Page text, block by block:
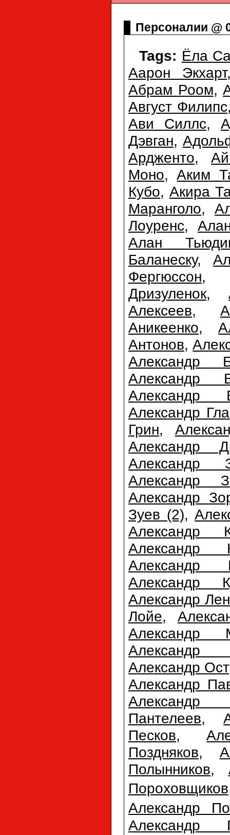
Персоналии @
Tags: Ёла
Аарон Экхарт
Абрам Роом,
Август Филипс
Ави Силлс,
Дэвган,
Ардженто,
Моно,Аким
Кубо, Акира
Маранголо,
Лоуренс,
Алан
Баланеску,
Фергюссон
Дризуленок,
Алексеев,
Аникеенко,
Антонов,
Александр
Александр
Александр
Александр
Грин,
Александр
Александр
Александр
Александр
Зуев (2),
Александр
Александр
Александр
Александр
Александр
Лойе,
Александр
Александр
Александр
Александр
Александр
Пантелеев,
Песков,
Поздняков,
Полынников,
Пороховщиков
Александр
Александр